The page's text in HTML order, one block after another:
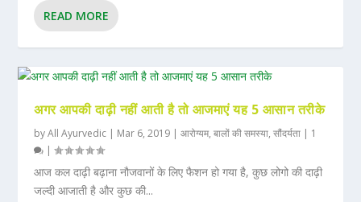
READ MORE
अगर आपकी दाढ़ी नहीं आती है तो आजमाएं यह 5 आसान तरीके
byAll Ayurvedic | Mar 6, 2019 |आरोग्यम,बालों की समस्या,सौंदर्यता | 1
|
आज कल दाढ़ी बढ़ाना नौजवानों के लिए फैशन हो गया है, कुछ लोगो की दाढ़ी
जल्दी आजाती है और कुछ की...